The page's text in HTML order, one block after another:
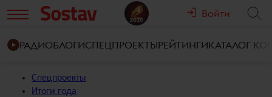
Войти
РАДИОБЛОГИСПЕЦПРОЕКТЫРЕЙТИНГИКАТАЛОГ
Спецпроекты
Итоги года